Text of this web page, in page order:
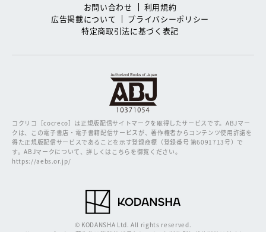
お問い合わせ
利用規約
広告掲載について
プライバシーポリシー
特定商取引法に基づく表記
コクリコ［cocreco］は正規版配信サイトマークを取得したサービスです。ABJマー
クは、この電子書店・電子書籍配信サービスが、著作権者からコンテンツ使用許諾を
得た正規版配信サービスであることを示す登録商標（登録番号 第6091713号）で
す。ABJマークについて、詳しくはこちらを御覧ください。
https://aebs.or.jp/
© KODANSHA Ltd. All rights reserved.